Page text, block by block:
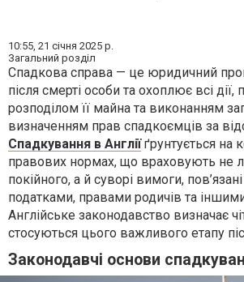
10:55, 21 січня 2025 р.
Загальний розділ
Спадкова справа — це юридичний
після смерті особи та охоплює всі дії,
розподілом її майна та виконанням
визначенням прав спадкоємців за
Спадкування в Англіїґрунтується на
правових нормах, що враховують не
покійного, а й суворі вимоги,
податками, правами родичів та
Англійське законодавство визначає
стосуються цього важливого етапу
Законодавчі основи